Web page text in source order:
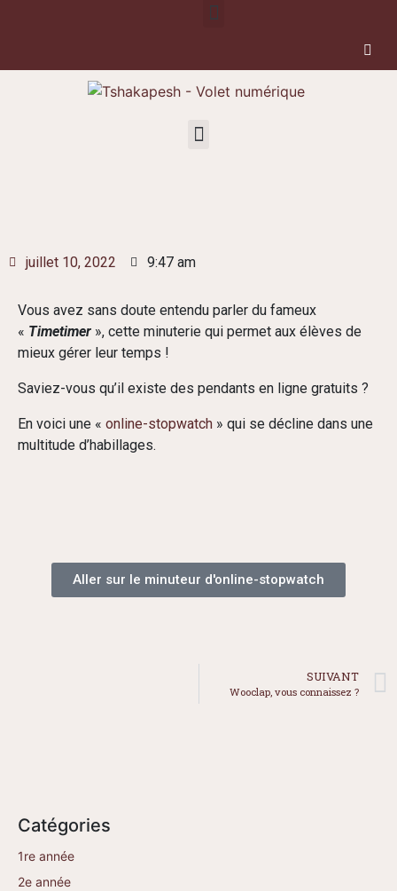
juillet 10, 2022 9:47 am
Vous avez sans doute entendu parler du fameux
« Timetimer », cette minuterie qui permet aux élèves de
mieux gérer leur temps !
Saviez-vous qu’il existe des pendants en ligne gratuits ?
En voici une « online-stopwatch » qui se décline dans une
multitude d’habillages.
Aller sur le minuteur d'online-stopwatch
SUIVANT
Wooclap, vous connaissez ?
Catégories
1re année
2e année